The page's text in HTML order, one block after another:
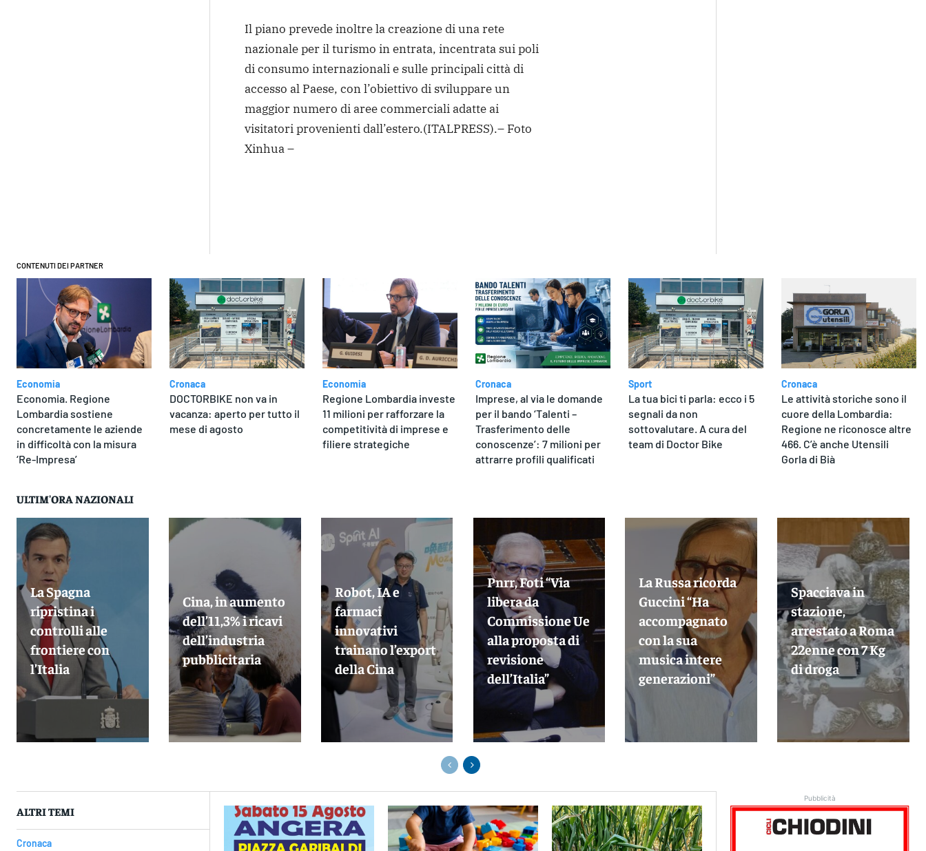
Il piano prevede inoltre la creazione di una rete
nazionale per il turismo in entrata, incentrata sui poli
di consumo internazionali e sulle principali città di
accesso al Paese, con l’obiettivo di sviluppare un
maggior numero di aree commerciali adatte ai
visitatori provenienti dall’estero.(ITALPRESS).– Foto
Xinhua –
CONTENUTI DEI PARTNER
Economia
Economia. Regione
Lombardia sostiene
concretamente le aziende
in difficoltà con la misura
‘Re-Impresa’
Cronaca
DOCTORBIKE non va in
vacanza: aperto per tutto il
mese di agosto
Economia
Regione Lombardia investe
11 milioni per rafforzare la
competitività di imprese e
filiere strategiche
Cronaca
Imprese, al via le domande
per il bando ‘Talenti –
Trasferimento delle
conoscenze’: 7 milioni per
attrarre profili qualificati
Sport
La tua bici ti parla: ecco i 5
segnali da non
sottovalutare. A cura del
team di Doctor Bike
Cronaca
Le attività storiche sono il
cuore della Lombardia:
Regione ne riconosce altre
466. C’è anche Utensili
Gorla di Bià
ULTIM'ORA NAZIONALI
La Spagna
ripristina i
controlli alle
frontiere con
l’Italia
Cina, in aumento
dell’11,3% i ricavi
dell’industria
pubblicitaria
Robot, IA e
farmaci
innovativi
trainano l’export
della Cina
Pnrr, Foti “Via
libera da
Commissione Ue
alla proposta di
revisione
dell’Italia”
La Russa ricorda
Guccini “Ha
accompagnato
con la sua
musica intere
generazioni”
Spacciava in
stazione,
arrestato a Roma
22enne con 7 Kg
di droga
ALTRI TEMI
Cronaca
Pubblicità